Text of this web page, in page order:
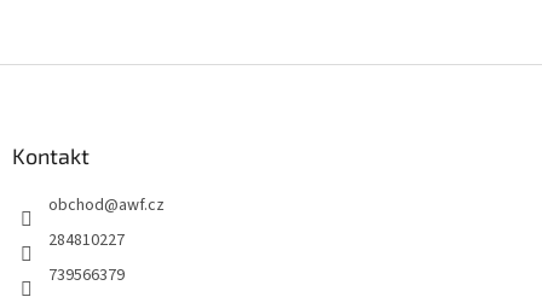
Kontakt
obchod@awf.cz
284810227
739566379